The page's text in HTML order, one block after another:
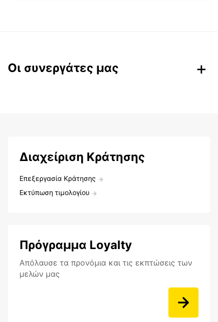
Οι συνεργάτες μας
Διαχείριση Κράτησης
Επεξεργασία Κράτησης
Εκτύπωση τιμολογίου
Πρόγραμμα Loyalty
Aπόλαυσε τα προνόμια και τις εκπτώσεις των
μελών μας